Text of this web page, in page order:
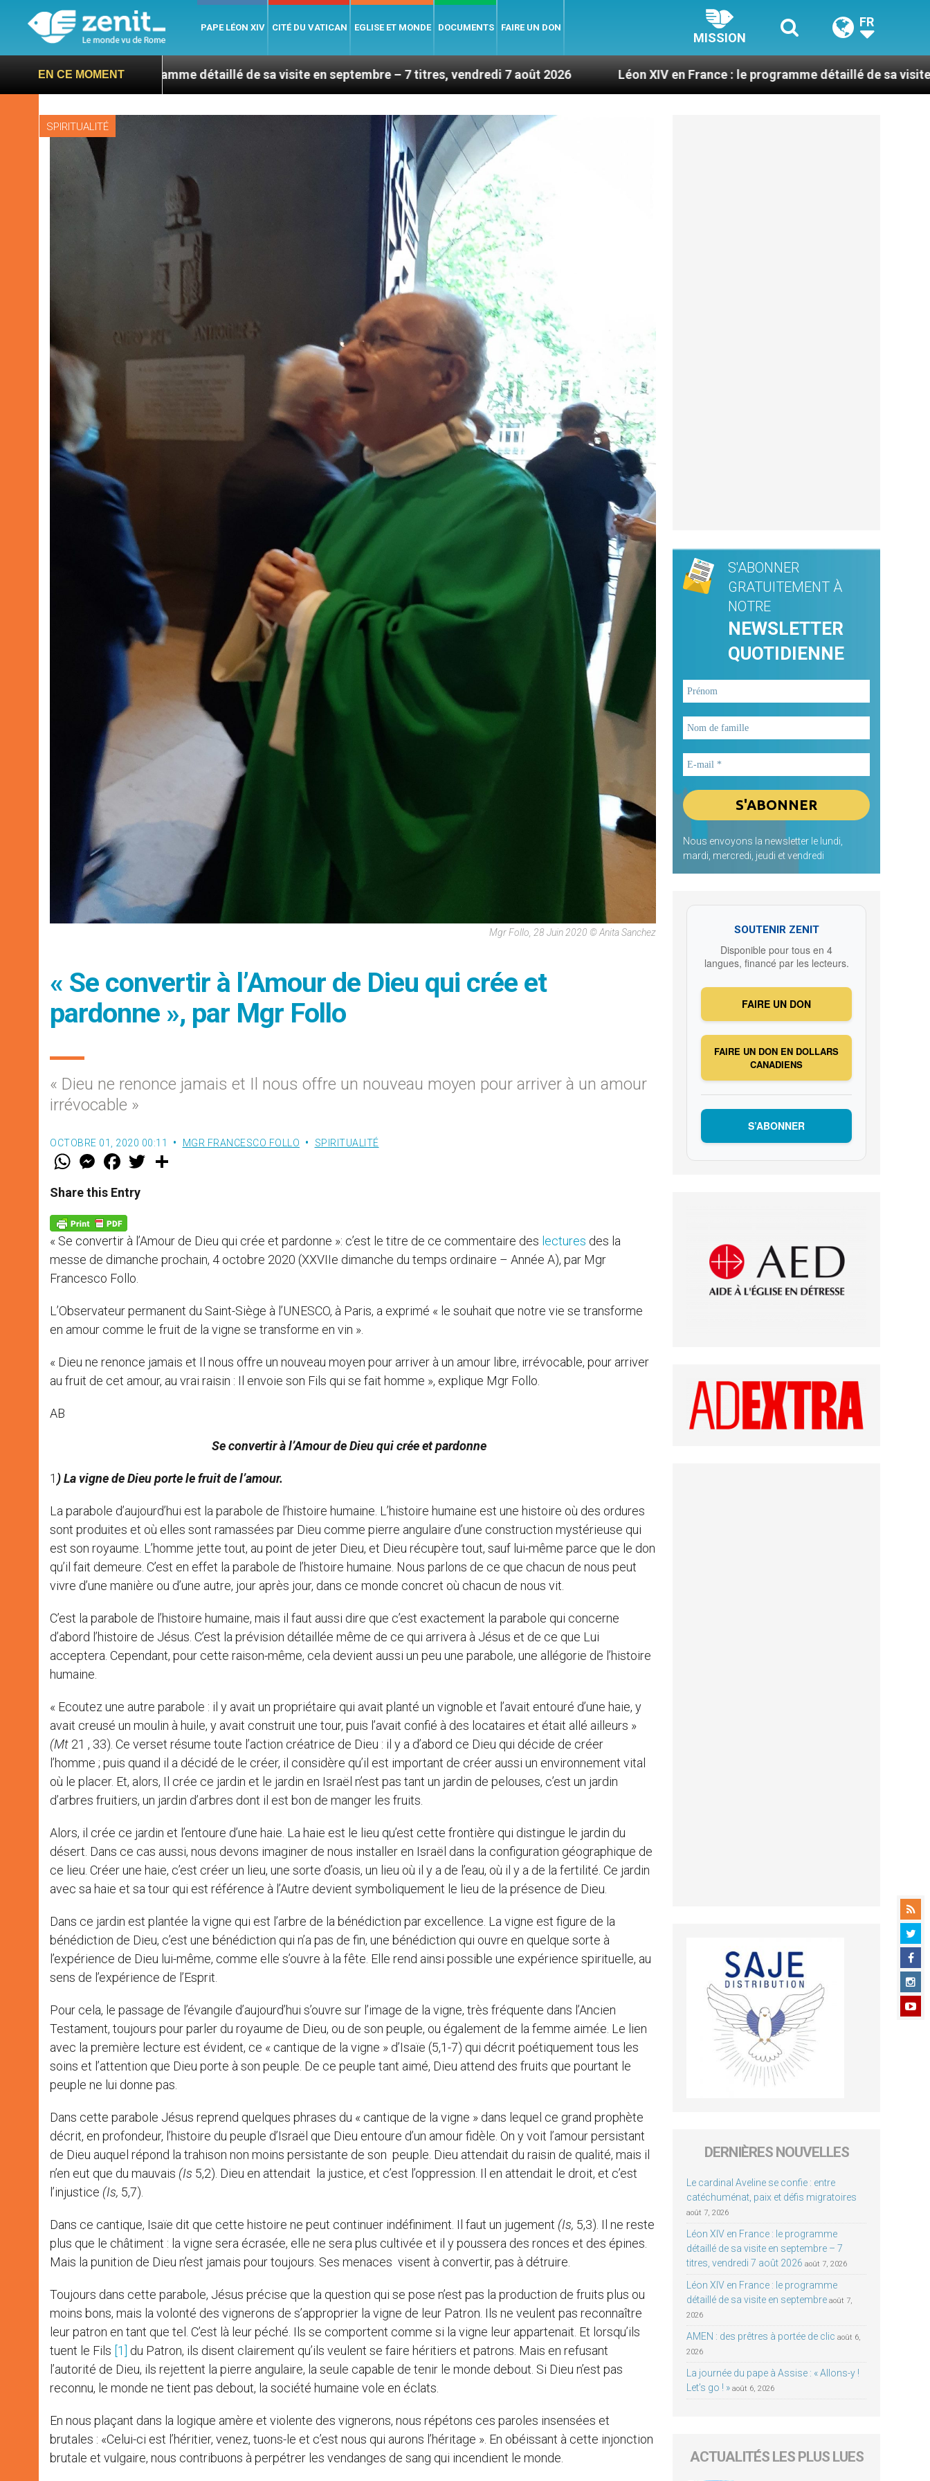
PAPE LÉON XIV CITÉ DU VATICAN EGLISE ET MONDE DOCUMENTS FAIRE UN DON
MISSION
FR
EN CE MOMENT
le programme détaillé de sa visite en septembre – 7 titres, vendredi 7 août 2026 Léon XIV en France : le programme détaillé de sa visite en septembre
SPIRITUALITÉ
Mgr Follo, 28 Juin 2020 © Anita Sanchez
« Se convertir à l’Amour de Dieu qui crée et
pardonne », par Mgr Follo
« Dieu ne renonce jamais et Il nous offre un nouveau moyen pour arriver à un amour
irrévocable »
OCTOBRE 01, 2020 00:11 MGR FRANCESCO FOLLO SPIRITUALITÉ
W
t
s
p
p
M
e
s
e
g
e
r
F
a
e
b
k
w
Share this Entry
« Se convertir à l’Amour de Dieu qui crée et pardonne »: c’est le titre de ce commentaire des lectures des la
messe de dimanche prochain, 4 octobre 2020 (XXVIIe dimanche du temps ordinaire – Année A), par Mgr
Francesco Follo.
L’Observateur permanent du Saint-Siège à l’UNESCO, à Paris, a exprimé « le souhait que notre vie se transforme
en amour comme le fruit de la vigne se transforme en vin ».
« Dieu ne renonce jamais et Il nous offre un nouveau moyen pour arriver à un amour libre, irrévocable, pour arriver
au fruit de cet amour, au vrai raisin : Il envoie son Fils qui se fait homme », explique Mgr Follo.
AB
Se convertir à l’Amour de Dieu qui crée et pardonne
1 ) La vigne de Dieu porte le fruit de l’amour.
La parabole d’aujourd’hui est la parabole de l’histoire humaine. L’histoire humaine est une histoire où des ordures
sont produites et où elles sont ramassées par Dieu comme pierre angulaire d’une construction mystérieuse qui
est son royaume. L’homme jette tout, au point de jeter Dieu, et Dieu récupère tout, sauf lui-même parce que le don
qu’il fait demeure. C’est en effet la parabole de l’histoire humaine. Nous parlons de ce que chacun de nous peut
vivre d’une manière ou d’une autre, jour après jour, dans ce monde concret où chacun de nous vit.
C’est la parabole de l’histoire humaine, mais il faut aussi dire que c’est exactement la parabole qui concerne
d’abord l’histoire de Jésus. C’est la prévision détaillée même de ce qui arrivera à Jésus et de ce que Lui
acceptera. Cependant, pour cette raison-même, cela devient aussi un peu une parabole, une allégorie de l’histoire
humaine.
« Ecoutez une autre parabole : il y avait un propriétaire qui avait planté un vignoble et l’avait entouré d’une haie, y
avait creusé un moulin à huile, y avait construit une tour, puis l’avait confié à des locataires et était allé ailleurs »
(Mt 21 , 33). Ce verset résume toute l’action créatrice de Dieu : il y a d’abord ce Dieu qui décide de créer
l’homme ; puis quand il a décidé de le créer, il considère qu’il est important de créer aussi un environnement vital
où le placer. Et, alors, Il crée ce jardin et le jardin en Israël n’est pas tant un jardin de pelouses, c’est un jardin
d’arbres fruitiers, un jardin d’arbres dont il est bon de manger les fruits.
Alors, il crée ce jardin et l’entoure d’une haie. La haie est le lieu qu’est cette frontière qui distingue le jardin du
désert. Dans ce cas aussi, nous devons imaginer de nous installer en Israël dans la configuration géographique de
ce lieu. Créer une haie, c’est créer un lieu, une sorte d’oasis, un lieu où il y a de l’eau, où il y a de la fertilité. Ce jardin
avec sa haie et sa tour qui est référence à l’Autre devient symboliquement le lieu de la présence de Dieu.
Dans ce jardin est plantée la vigne qui est l’arbre de la bénédiction par excellence. La vigne est figure de la
bénédiction de Dieu, c’est une bénédiction qui n’a pas de fin, une bénédiction qui ouvre en quelque sorte à
l’expérience de Dieu lui-même, comme elle s’ouvre à la fête. Elle rend ainsi possible une expérience spirituelle, au
sens de l’expérience de l’Esprit.
Pour cela, le passage de l’évangile d’aujourd’hui s’ouvre sur l’image de la vigne, très fréquente dans l’Ancien
Testament, toujours pour parler du royaume de Dieu, ou de son peuple, ou également de la femme aimée. Le lien
avec la première lecture est évident, ce « cantique de la vigne » d’Isaïe (5,1-7) qui décrit poétiquement tous les
soins et l’attention que Dieu porte à son peuple. De ce peuple tant aimé, Dieu attend des fruits que pourtant le
peuple ne lui donne pas.
Dans cette parabole Jésus reprend quelques phrases du « cantique de la vigne » dans lequel ce grand prophète
décrit, en profondeur, l’histoire du peuple d’Israël que Dieu entoure d’un amour fidèle. On y voit l’amour persistant
de Dieu auquel répond la trahison non moins persistante de son peuple. Dieu attendait du raisin de qualité, mais il
n’en eut que du mauvais (Is 5,2). Dieu en attendait la justice, et c’est l’oppression. Il en attendait le droit, et c’est
l’injustice (Is, 5,7).
Dans ce cantique, Isaïe dit que cette histoire ne peut continuer indéfiniment. Il faut un jugement (Is, 5,3). Il ne reste
plus que le châtiment : la vigne sera écrasée, elle ne sera plus cultivée et il y poussera des ronces et des épines.
Mais la punition de Dieu n’est jamais pour toujours. Ses menaces visent à convertir, pas à détruire.
Toujours dans cette parabole, Jésus précise que la question qui se pose n’est pas la production de fruits plus ou
moins bons, mais la volonté des vignerons de s’approprier la vigne de leur Patron. Ils ne veulent pas reconnaître
leur patron en tant que tel. C’est là leur péché. Ils se comportent comme si la vigne leur appartenait. Et lorsqu’ils
tuent le Fils [1]
du Patron, ils disent clairement qu’ils veulent se faire héritiers et patrons. Mais en refusant
l’autorité de Dieu, ils rejettent la pierre angulaire, la seule capable de tenir le monde debout. Si Dieu n’est pas
reconnu, le monde ne tient pas debout, la société humaine vole en éclats.
En nous plaçant dans la logique amère et violente des vignerons, nous répétons ces paroles insensées et
brutales : «Celui-ci est l’héritier, venez, tuons-le et c’est nous qui aurons l’héritage ». En obéissant à cette injonction
brutale et vulgaire, nous contribuons à perpétrer les vendanges de sang qui incendient le monde.
S'ABONNER
GRATUITEMENT À
NOTRE
NEWSLETTER
QUOTIDIENNE
Nous envoyons la newsletter le lundi,
mardi, mercredi, jeudi et vendredi
SOUTENIR ZENIT
Disponible pour tous en 4
langues, financé par les lecteurs.
FAIRE UN DON
FAIRE UN DON EN DOLLARS
CANADIENS
S’ABONNER
DERNIÈRES NOUVELLES
Le cardinal Aveline se confie : entre
catéchuménat, paix et défis migratoires
août 7, 2026
Léon XIV en France : le programme
détaillé de sa visite en septembre – 7
titres, vendredi 7 août 2026 août 7, 2026
Léon XIV en France : le programme
détaillé de sa visite en septembre août 7,
2026
AMEN : des prêtres à portée de clic août 6,
2026
La journée du pape à Assise : « Allons-y !
Let’s go ! » août 6, 2026
ACTUALITÉS LES PLUS LUES